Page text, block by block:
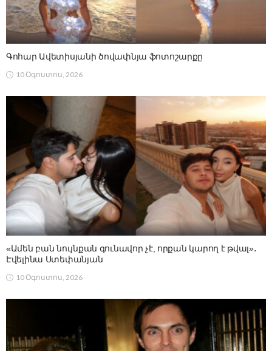
Գոհար Ավետիսյանի ծովափնյա ֆոտոշարքը
10 Օգոստոս, 2026
«Ամեն բան նույնքան գունավոր չէ, որքան կարող է թվալ»․
Էվելինա Ստեփանյան
10 Օգոստոս, 2026